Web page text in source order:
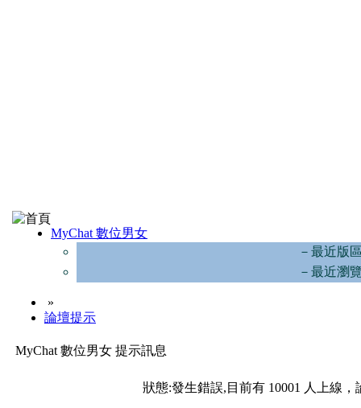
MyChat 數位男女
－最近版
－最近瀏
»
論壇提示
MyChat 數位男女 提示訊息
狀態:發生錯誤,目前有 10001 人上線